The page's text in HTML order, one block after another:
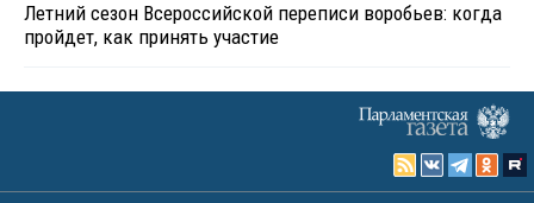
Летний сезон Всероссийской переписи воробьев: когда
пройдет, как принять участие